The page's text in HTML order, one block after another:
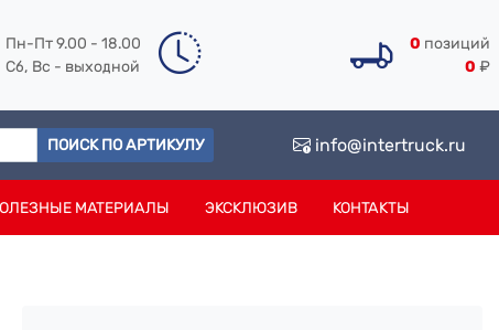
Пн-Пт 9.00 - 18.00
Сб, Вс - выходной
0 позиций
0 ₽
ПОИСК ПО АРТИКУЛУ info@intertruck.ru
МАТЕРИАЛЫ ЭКСКЛЮЗИВ КОНТАКТЫ